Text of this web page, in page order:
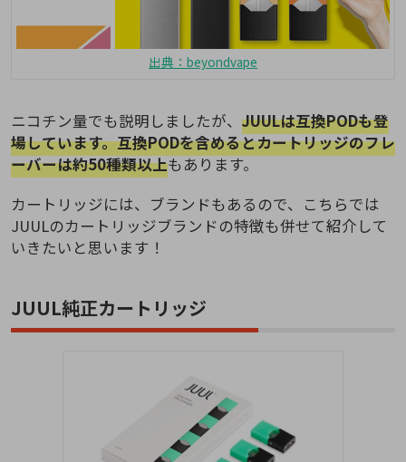
出典：beyondvape
ニコチン量でも説明しましたが、 JUULは互換PODも登
場しています。互換PODを含めるとカートリッジのフレ
ーバーは約50種類以上もあります。
カートリッジには、ブランドもあるので、こちらでは
JUULのカートリッジブランドの特徴も併せて紹介して
いきたいと思います！
JUUL純正カートリッジ